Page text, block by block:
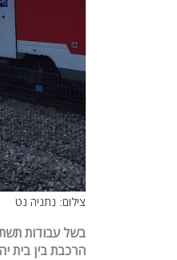
צילום: נתניה נט
בשל עבודות
הרכבת בין בית